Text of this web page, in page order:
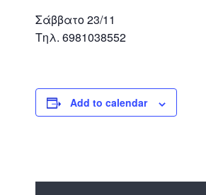
Σάββατο 23/11
Tηλ. 6981038552
Add to calendar